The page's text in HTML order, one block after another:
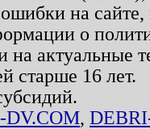
на
о
на актуальные
старше 16 лет.
DV.COM,